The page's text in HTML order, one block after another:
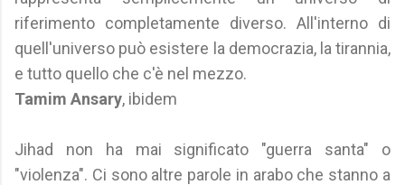
riferimento completamente diverso. All'interno di
quell'universo può esistere la democrazia, la tirannia,
e tutto quello che c'è nel mezzo.
Tamim Ansary, ibidem
Jihad non ha mai significato "guerra santa" o
"violenza". Ci sono altre parole in arabo che stanno a